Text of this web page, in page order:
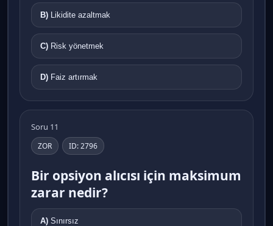
B) Likidite azaltmak
C) Risk yönetmek
D) Faiz artırmak
Soru 11
ZOR ID: 2796
Bir opsiyon alıcısı için maksimum
zarar nedir?
A) Sınırsız